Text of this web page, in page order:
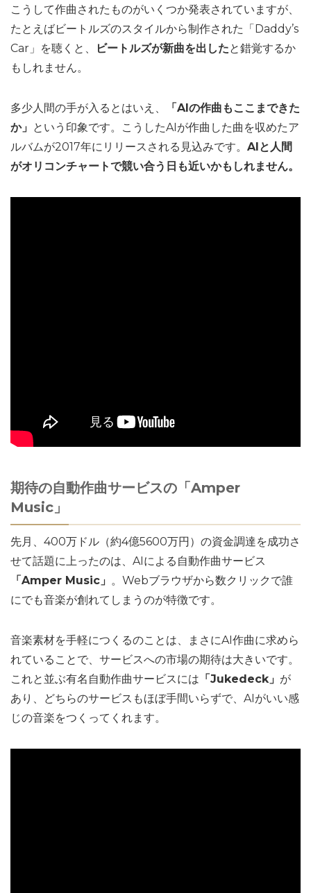
こうして作曲されたものがいくつか発表されていますが、
たとえばビートルズのスタイルから制作された「Daddy’s
Car」を聴くと、
ビートルズが新曲を出したと錯覚するか
もしれません。
多少人間の手が入るとはいえ、
「AIの作曲もここまできた
か」 という印象です。こうしたAIが作曲した曲を収めたア
ルバムが2017年にリリースされる見込みです。 AIと人間
がオリコンチャートで競い合う日も近いかもしれません。
期待の自動作曲サービスの「Amper
Music」
先月、400万ドル（約4億5600万円）の資金調達を成功さ
せて話題に上ったのは、AIによる自動作曲サービス
「Amper Music」 。Webブラウザから数クリックで誰
にでも音楽が創れてしまうのが特徴です。
音楽素材を手軽につくるのことは、まさにAI作曲に求めら
れていることで、サービスへの市場の期待は大きいです。
これと並ぶ有名自動作曲サービスには 「Jukedeck」 が
あり、どちらのサービスもほぼ手間いらずで、AIがいい感
じの音楽をつくってくれます。